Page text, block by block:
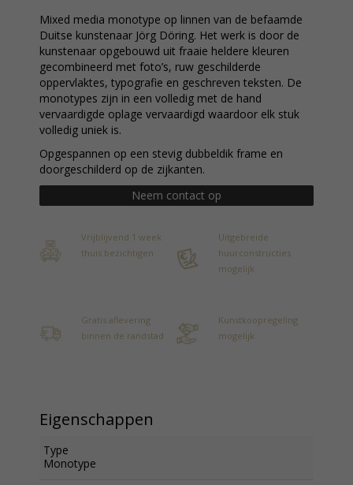
Mixed media monotype op linnen van de befaamde
Duitse kunstenaar Jörg Döring. Het werk is door de
kunstenaar opgebouwd uit fraaie heldere kleuren
gecombineerd met foto’s, ruw geschilderde
oppervlaktes, typografie en geschreven teksten. De
monotypes zijn in een volledig met de hand
vervaardigde oplage vervaardigd waardoor elk stuk
volledig uniek is.
Opgespannen op een stevig dubbeldik frame en
doorgeschilderd op de zijkanten.
Neem contact op
Vrijblijvend 1 week
thuis bezichtigen
Uitgebreide
huurconstructies
mogelijk
Gratis aflevering
binnen de randstad
Kunstkoopregeling
mogelijk
Eigenschappen
Type
Monotype